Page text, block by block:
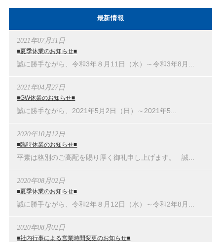
最新情報
2021年07月31日
■夏季休業のお知らせ■
誠に勝手ながら、令和3年８月11日（水）～令和3年8月...
2021年04月27日
■GW休業のお知らせ■
誠に勝手ながら、2021年5月2日（日）～2021年5...
2020年10月12日
■臨時休業のお知らせ■
平素は格別のご高配を賜り厚く御礼申し上げます。 誠...
2020年08月02日
■夏季休業のお知らせ■
誠に勝手ながら、令和2年８月12日（水）～令和2年8月...
2020年08月02日
■社内行事による営業時間変更のお知らせ■